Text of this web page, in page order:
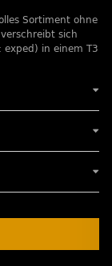
Sortiment ohne
sich
exped) in einem T3